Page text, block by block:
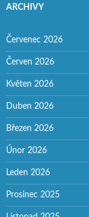
ARCHIVY
Červenec 2026
Červen 2026
Květen 2026
Duben 2026
Březen 2026
Únor 2026
Leden 2026
Prosinec 2025